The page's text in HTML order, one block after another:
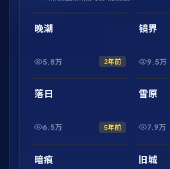
最新
2:01:47
晚潮
5.8万 2年前
最新
镜界
9.5万
最新
2:20:31
落日
6.5万 5年前
最新
雪原
7.9万
最新
1:46:43
暗痕 最新
旧城